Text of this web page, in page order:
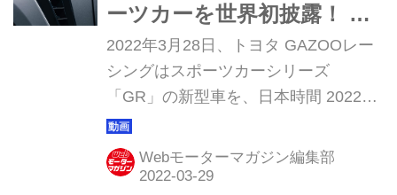
ーツカーを世界初披露！ ま
ずはデザインをチラ見せ
2022年3月28日、トヨタ GAZOOレー
シングはスポーツカーシリーズ
「GR」の新型車を、日本時間 2022年
4月1日（金）午前10時30分に米国で世
界初披露すると発表した。それに先立
ち、デザインの一部を写真と動画で公
Webモーターマガジン編集部